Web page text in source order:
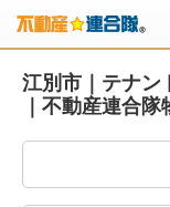
江別市｜テナン
｜不動産連合